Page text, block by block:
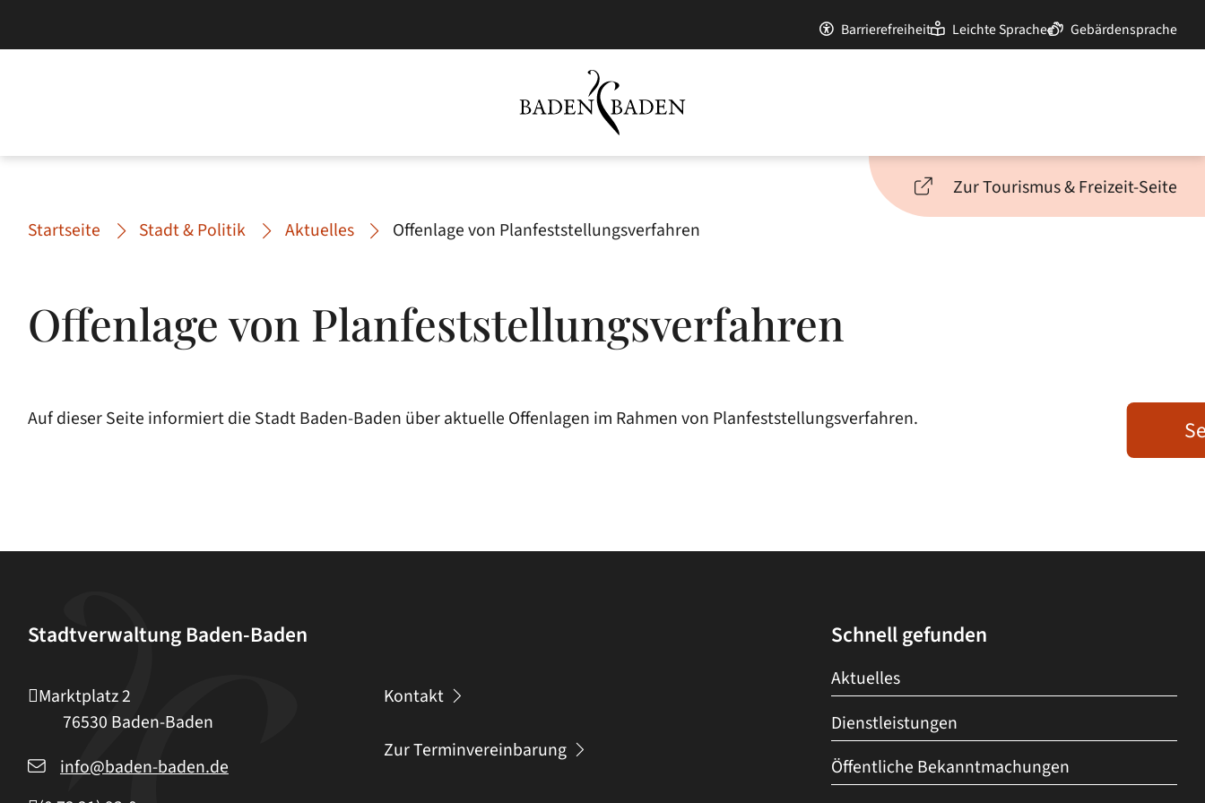
Barrierefreiheit Leichte Sprache Gebärdensprache
Zur Tourismus & Freizeit-Seite
Startseite Stadt & Politik Aktuelles Offenlage von Planfeststellungsverfahren
Offenlage von Planfeststellungsverfahren
Auf dieser Seite informiert die Stadt Baden-Baden über aktuelle Offenlagen im Rahmen von Planfeststellungsverfahren.
Stadtverwaltung Baden-Baden
Marktplatz 2
76530 Baden-Baden
info@baden-baden.de
Kontakt
Zur Terminvereinbarung
Schnell gefunden
Aktuelles
Dienstleistungen
Öffentliche Bekanntmachungen